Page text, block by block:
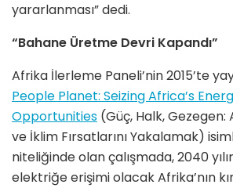
yararlanması” dedi.
“Bahane Üretme Devri Kapandı”
Afrika İlerleme Paneli’nin 2015’te
People Planet: Seizing Africa’s
Opportunities (Güç, Halk, Gezegen:
ve İklim Fırsatlarını Yakalamak)
niteliğinde olan çalışmada, 2040
elektriğe erişimi olacak Afrika’nın